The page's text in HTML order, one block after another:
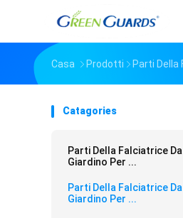
Casa Prodotti Parti Della
Catagories
Parti Della Falciatrice Da
Giardino Per ...
Parti Della Falciatrice Da
Giardino Per ...